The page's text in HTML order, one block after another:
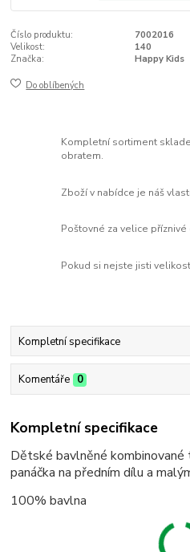
Číslo produktu:
7002016
Velikost:
140
Značka:
Happy Kids
Do oblíbených
Kompletní sortiment
obratem.
Zboží v nabídce je náš
Poštovné za velice
Pokud si nejste jisti
Kompletní specifikace
Komentáře 0
Kompletní specifikace
Dětské bavlněné
panáčka na předním dílu a
100% bavlna